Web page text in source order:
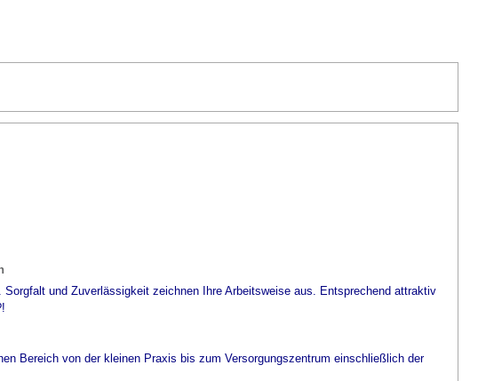
und Zuverlässigkeit zeichnen Ihre Arbeitsweise aus. Entsprechend attraktiv
Bereich von der kleinen Praxis bis zum Versorgungszentrum einschließlich der